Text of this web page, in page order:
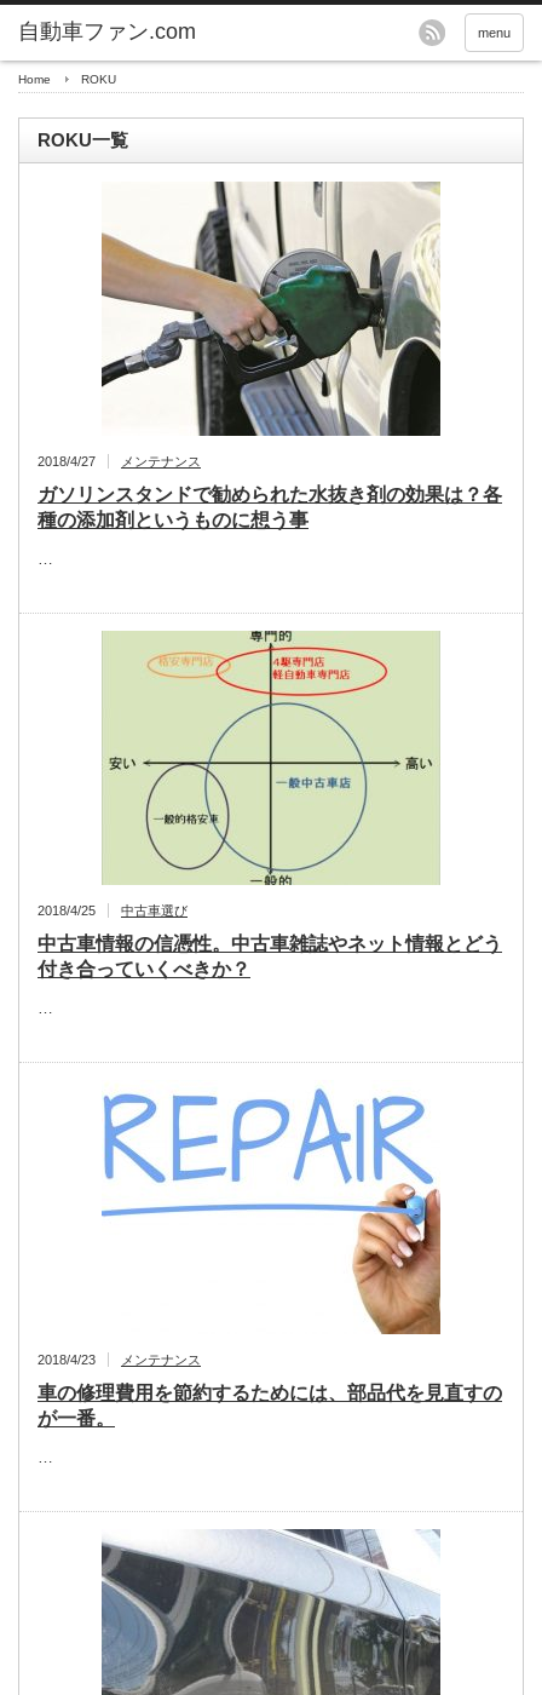
自動車ファン.com menu
Home ROKU
ROKU一覧
2018/4/27 メンテナンス
ガソリンスタンドで勧められた水抜き剤の効果は？各
種の添加剤というものに想う事
…
2018/4/25 中古車選び
中古車情報の信憑性。中古車雑誌やネット情報とどう
付き合っていくべきか？
…
2018/4/23 メンテナンス
車の修理費用を節約するためには、部品代を見直すの
が一番。
…